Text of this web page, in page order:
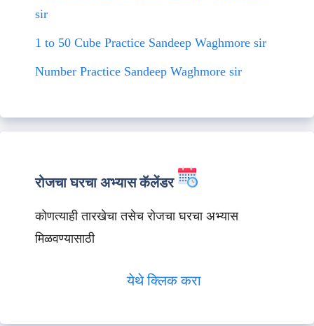
sir
1 to 50 Cube Practice Sandeep Waghmore sir
Number Practice Sandeep Waghmore sir
रोजचा घरचा अभ्यास कॅलेंडर
कोणत्याही तारखेचा तसेच रोजचा घरचा अभ्यास
मिळवण्यासाठी
येथे क्लिक करा